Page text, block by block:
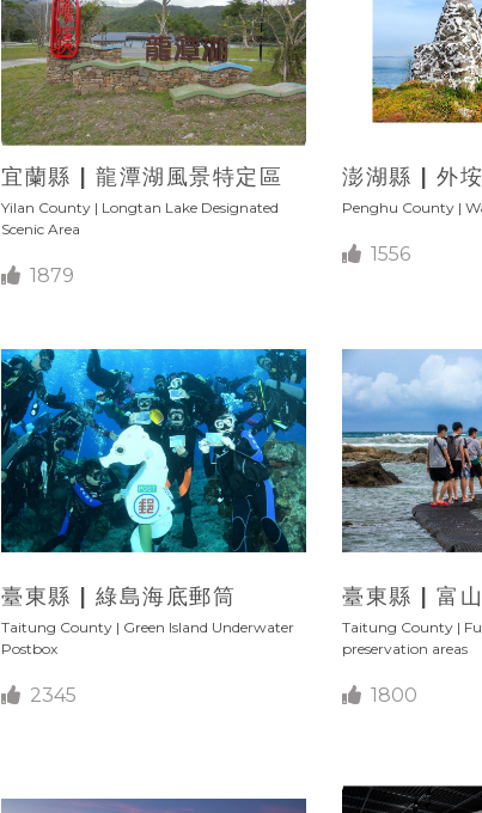
宜蘭縣 | 龍潭湖風景特定區
Yilan County | Longtan Lake Designated
Scenic Area
1879
澎湖縣 | 外
Penghu County |
1556
臺東縣 | 綠島海底郵筒
Taitung County | Green Island Underwater
Postbox
2345
臺東縣 | 富
Taitung County |
preservation areas
1800